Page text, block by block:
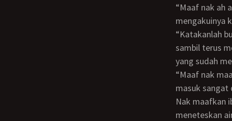
“Maaf nak ah ah ah” Ucap bu Sari sambil mendesah biasa dan bu Sari tak ingin
mengakuinya
“Katakanlah buk, Dan Maman tak bakal marah buk, jujurlah buk "" Pinta Maman
sambil terus
yang sudah
“Maaf nak maafkan ibuk, jujur nak enakan punya Jojo nak dan kontol Jojo mampu
masuk
Nak maafkan
meneteskan